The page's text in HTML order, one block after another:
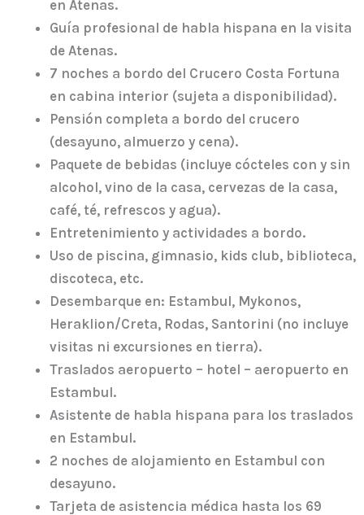
en Atenas.
Guía profesional de habla hispana en la visita
de Atenas.
7 noches a bordo del Crucero Costa Fortuna
en cabina interior (sujeta a disponibilidad).
Pensión completa a bordo del crucero
(desayuno, almuerzo y cena).
Paquete de bebidas (incluye cócteles con y sin
alcohol, vino de la casa, cervezas de la casa,
café, té, refrescos y agua).
Entretenimiento y actividades a bordo.
Uso de piscina, gimnasio, kids club, biblioteca,
discoteca, etc.
Desembarque en: Estambul, Mykonos,
Heraklion/Creta, Rodas, Santorini (no incluye
visitas ni excursiones en tierra).
Traslados aeropuerto – hotel – aeropuerto en
Estambul.
Asistente de habla hispana para los traslados
en Estambul.
2 noches de alojamiento en Estambul con
desayuno.
Tarjeta de asistencia médica hasta los 69